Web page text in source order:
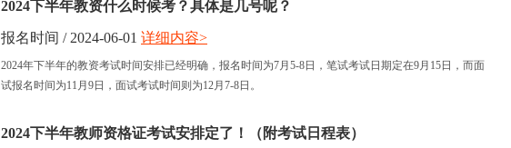
2024下半年教资什么时候考？具体是几号呢？
报名时间 / 2024-06-01
2024年下半年的教资考试时间安排已经明确，报名时间为7月5-8日，笔试考试日期定在9月15日，而面
试报名时间为11月9日，面试考试时间则为12月7-8日。
详细内容>
2024下半年教师资格证考试安排定了！（附考试日程表）